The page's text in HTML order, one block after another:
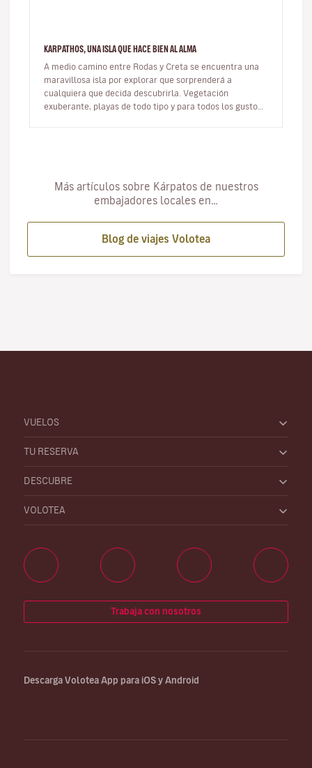
KARPATHOS, UNA ISLA QUE HACE BIEN AL ALMA
A medio camino entre Rodas y Creta se encuentra una
maravillosa isla por explorar que sorprenderá a
cualquiera que decida descubrirla. Vegetación
exuberante, playas de todo tipo y para todos los gustos,
Más artículos sobre Kárpatos de nuestros
embajadores locales en…
Blog de viajes Volotea
VUELOS
TU RESERVA
DESCUBRE
VOLOTEA
Trabaja con nosotros
Descarga Volotea App para iOS y Android